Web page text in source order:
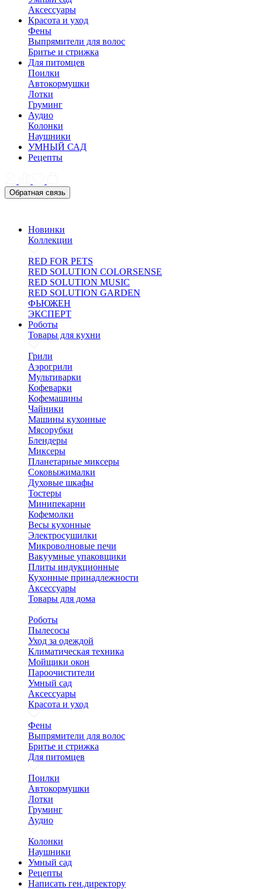
Аксессуары
Красота и уход
Фены
Выпрямители для волос
Бритье и стрижка
Для питомцев
Поилки
Автокормушки
Лотки
Груминг
Аудио
Колонки
Наушники
УМНЫЙ САД
Рецепты
Обратная связь
Новинки
Коллекции
RED FOR PETS
RED SOLUTION COLORSENSE
RED SOLUTION MUSIC
RED SOLUTION GARDEN
ФЬЮЖЕН
ЭКСПЕРТ
Роботы
Товары для кухни
Грили
Аэрогрили
Мультиварки
Кофеварки
Кофемашины
Чайники
Машины кухонные
Мясорубки
Блендеры
Миксеры
Планетарные миксеры
Соковыжималки
Духовые шкафы
Тостеры
Минипекарни
Кофемолки
Весы кухонные
Электросушилки
Микроволновые печи
Вакуумные упаковщики
Плиты индукционные
Кухонные принадлежности
Аксессуары
Товары для дома
Роботы
Пылесосы
Уход за одеждой
Климатическая техника
Мойщики окон
Пароочистители
Умный сад
Аксессуары
Красота и уход
Фены
Выпрямители для волос
Бритье и стрижка
Для питомцев
Поилки
Автокормушки
Лотки
Груминг
Аудио
Колонки
Наушники
Умный сад
Рецепты
Написать ген.директору